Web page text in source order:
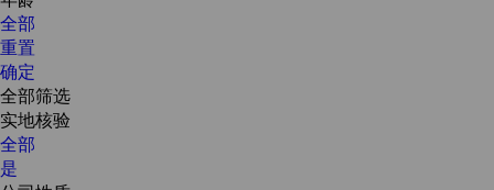
全部
重置
确定
全部筛选
实地核验
全部
是